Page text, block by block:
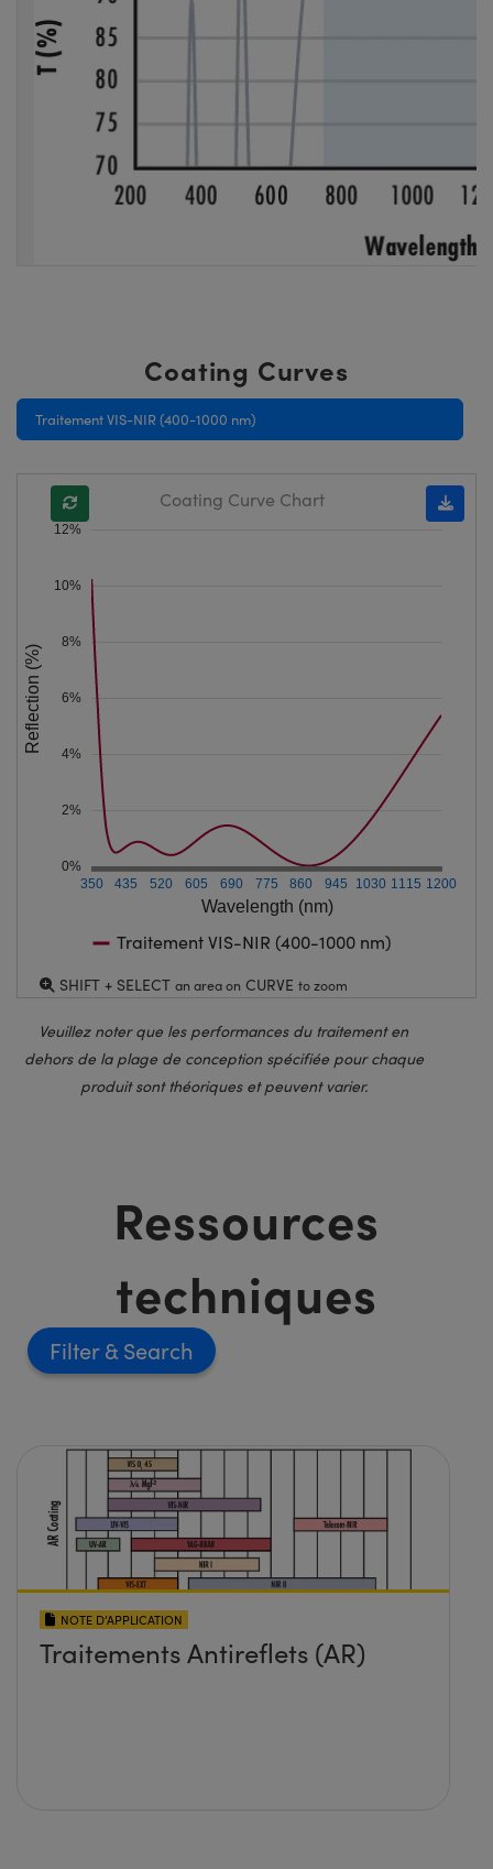
Coating Curves
Traitement VIS-NIR (400-1000 nm)
Wavelength (nm)
350 435 520 605 690 775 860 945 1030 1115 1200
0%
2%
4%
6%
8%
10%
12%
Reflection (%)
Coating Curve Chart
Traitement VIS-NIR (400-1000 nm)
SHIFT + SELECT an area on CURVE to zoom
Veuillez noter que les performances du traitement en
dehors de la plage de conception spécifiée pour chaque
produit sont théoriques et peuvent varier.
Ressources
techniques
Filter
NOTE D’APPLICATION
Traitements Antireflets (AR)